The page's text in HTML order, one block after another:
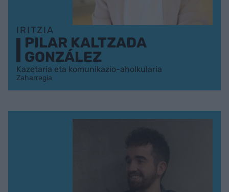
IRITZIA
PILAR KALTZADA
GONZÁLEZ
Kazetaria eta komunikazio-aholkularia
Zaharregia